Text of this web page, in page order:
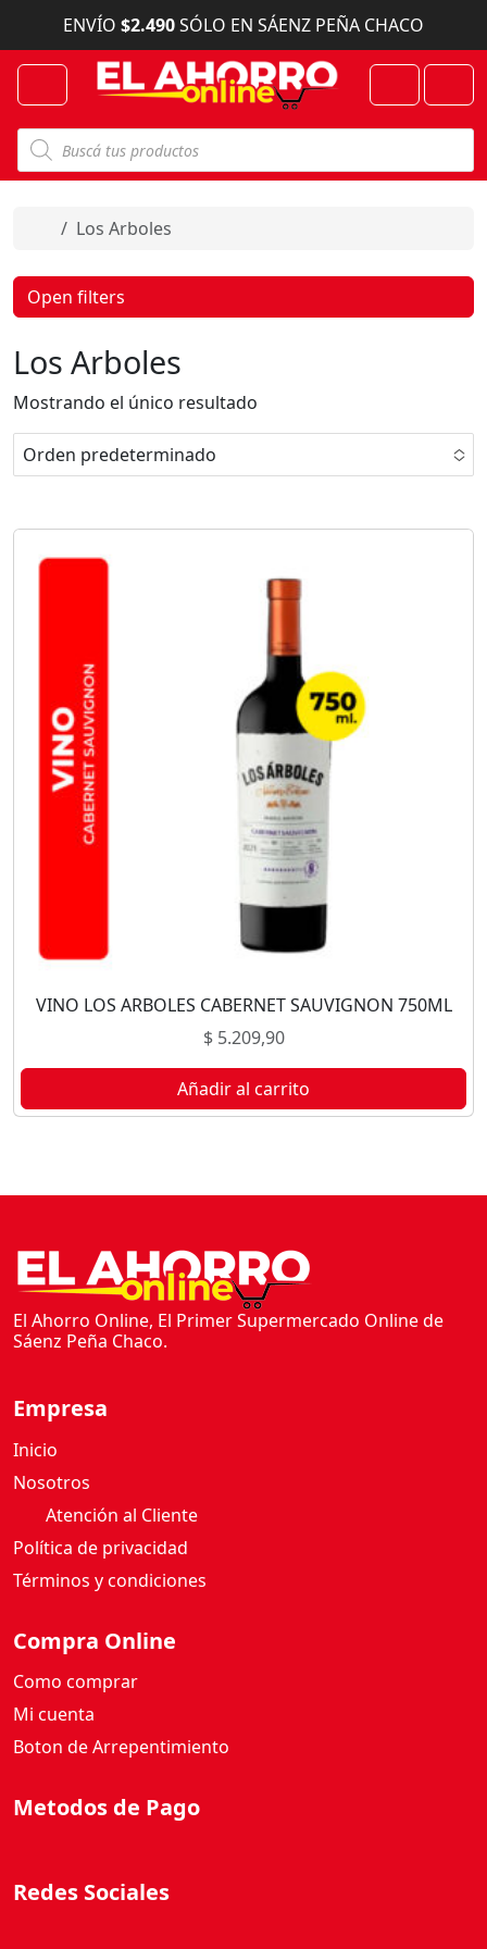
Skip to content
ENVÍO $2.490SÓLO EN SÁENZ PEÑA CHACO
Menu
B
s
q
d
u
c
t
o
s
Account
Cart
Home
Los Arboles
Los Arboles
Mostrando el único resultado
Orden predeterminado
VINO LOS ARBOLES CABERNET SAUVIGNON 750ML
$5.209,90
Añadir al carrito
Open filters
El Ahorro Online, El Primer Supermercado Online de
Sáenz Peña Chaco.
Empresa
Inicio
Nosotros
Atención al Cliente
Política de privacidad
Términos y condiciones
Compra Online
Como comprar
Mi cuenta
Boton de Arrepentimiento
Metodos de Pago
Redes Sociales